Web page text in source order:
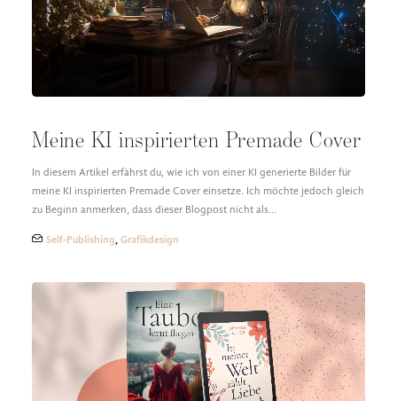
Meine KI inspirierten Premade Cover
In diesem Artikel erfährst du, wie ich von einer KI generierte Bilder für
meine KI inspirierten Premade Cover einsetze. Ich möchte jedoch gleich
zu Beginn anmerken, dass dieser Blogpost nicht als…
Self-Publishing, Grafikdesign